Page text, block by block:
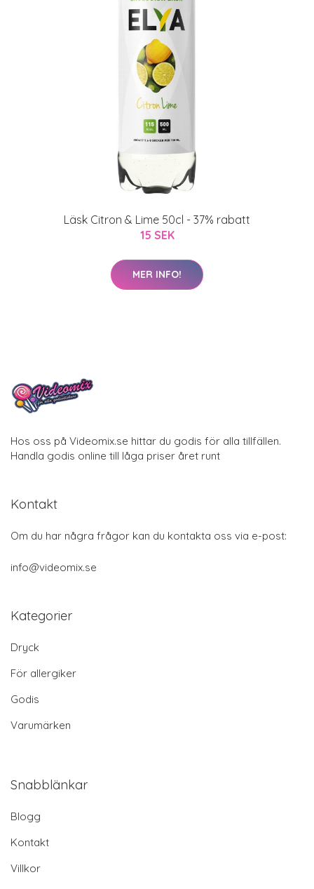
Läsk Citron & Lime 50cl - 37% rabatt
15 SEK
MER INFO!
Hos oss på Videomix.se hittar du godis för alla tillfällen.
Handla godis online till låga priser året runt
Kontakt
Om du har några frågor kan du kontakta oss via e-post:
info@videomix.se
Kategorier
Dryck
För allergiker
Godis
Varumärken
Snabblänkar
Blogg
Kontakt
Villkor